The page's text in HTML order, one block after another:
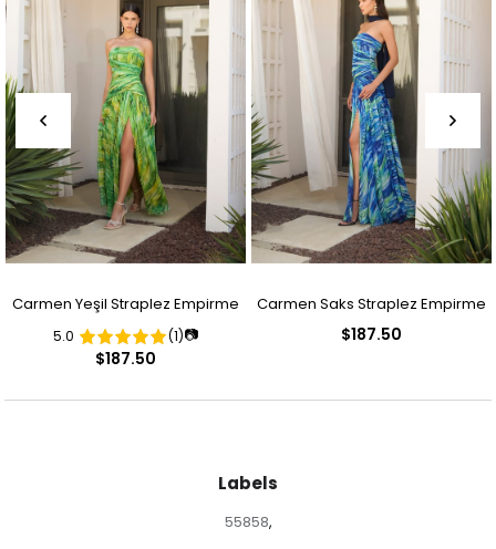
Carmen Yeşil Straplez Empirme
Abiye Elbise
5.0 (1)📷
$187.50
Carmen Saks Straplez Empirme
$187.50
Labels
55858,